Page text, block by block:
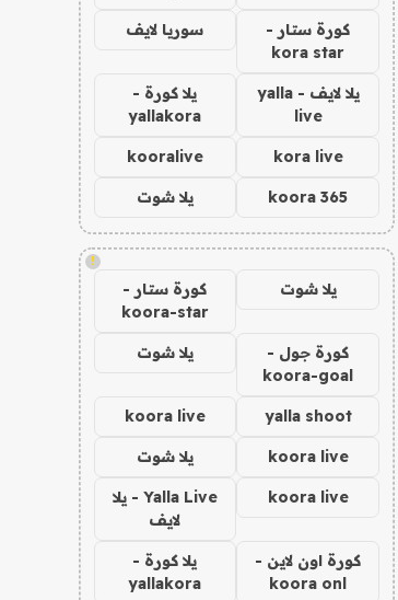
كورة ستار -
kora star
سوريا لايف
يلا لايف - yalla
live
يلا كورة -
yallakora
kora live
kooralive
koora 365 يلا شوت
!
يلا شوت
كورة ستار -
koora-star
كورة جول -
koora-goal
يلا شوت
yalla shoot
koora live
koora live يلا شوت
koora live
Yalla Live - يلا
لايف
كورة اون لاين -
koora onl
يلا كورة -
yallakora